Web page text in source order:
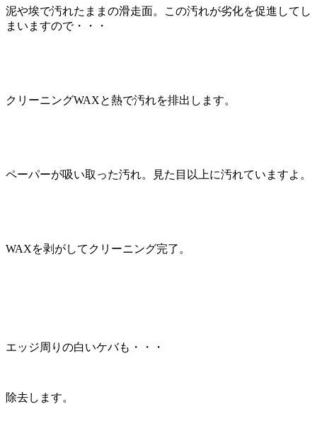
泥や埃で汚れたままの滑走面。この汚れが劣化を促進してし
まいますので・・・
クリーニングWAXと熱で汚れを排出します。
ペーパーが吸い取った汚れ。見た目以上に汚れていますよ。
WAXを剥がしてクリーニング完了。
エッジ周りの白いケバも・・・
除去します。